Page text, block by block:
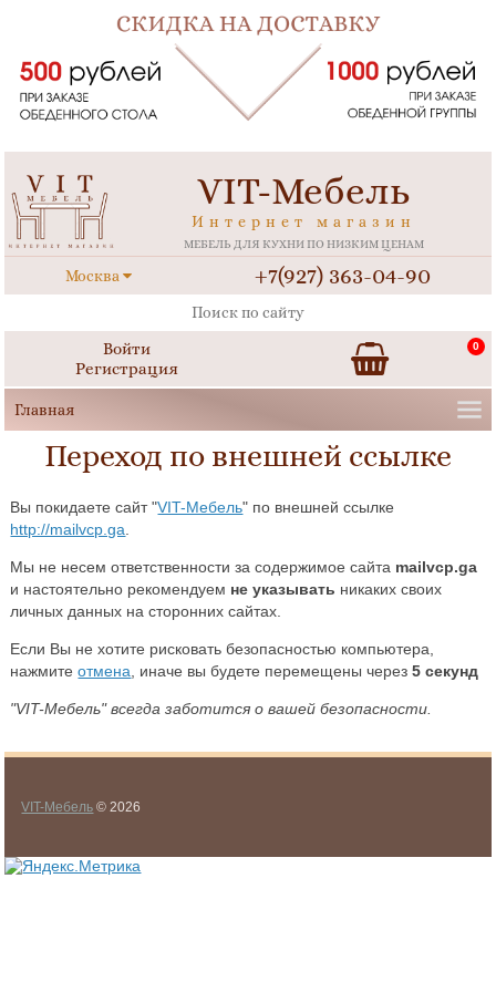
VIT-Мебель
Интернет магазин
МЕБЕЛЬ ДЛЯ КУХНИ ПО НИЗКИМ ЦЕНАМ
Москва +7(927) 363-04-90
Войти
Регистрация
0
Переход по внешней ссылке
Вы покидаете сайт "VIT-Мебель" по внешней ссылке
http://mailvcp.ga
Мы не несем ответственности за содержимое сайта mailvcp.ga
и настоятельно рекомендуем не указывать никаких своих
личных данных на сторонних сайтах.
Если Вы не хотите рисковать безопасностью компьютера,
нажмитеотмена , иначе вы будете перемещены через5 секунд
"VIT-Мебель" всегда заботится о вашей безопасности.
VIT-Мебель © 2026